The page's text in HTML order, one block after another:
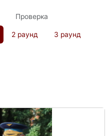
Проверка
2 раунд 3 раунд